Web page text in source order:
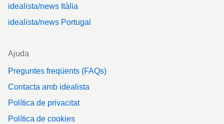
idealista/news Itàlia
idealista/news Portugal
Ajuda
Preguntes freqüents (FAQs)
Contacta amb idealista
Política de privacitat
Política de cookies